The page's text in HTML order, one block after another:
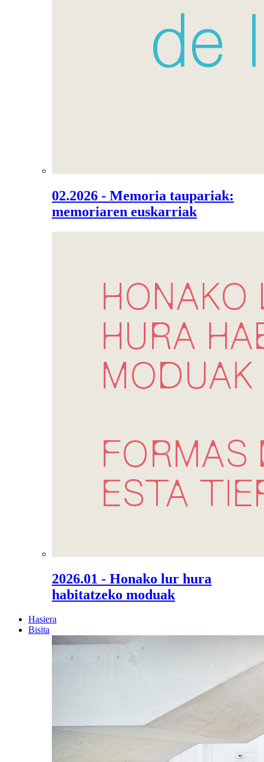
02.2026 - Memoria taupariak:
memoriaren euskarriak
2026.01 - Honako lur hura
habitatzeko moduak
Hasiera
Bisita